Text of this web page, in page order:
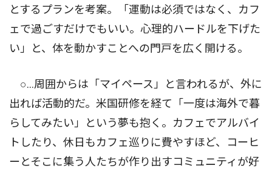
とするプランを考案。「運動は必須ではなく、カフ
ェで過ごすだけでもいい。心理的ハードルを下げた
い」と、体を動かすことへの門戸を広く開ける。
○…周囲からは「マイペース」と言われるが、外に
出れば活動的だ。米国研修を経て「一度は海外で暮
らしてみたい」という夢も抱く。カフェでアルバイ
トしたり、休日もカフェ巡りに費やすほど、コーヒ
ーとそこに集う人たちが作り出すコミュニティが好